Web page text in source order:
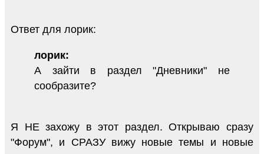
Ответ для лорик:
лорик:
А зайти в раздел "Дневники" не
сообразите?
Я НЕ захожу в этот раздел. Открываю сразу
"Форум", и СРАЗУ вижу новые темы и новые